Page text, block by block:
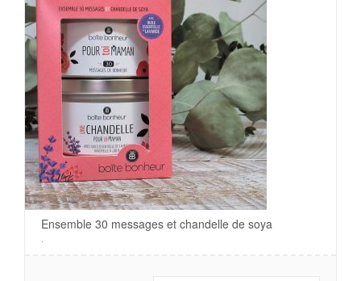
Ensemble 30 messages et chandelle de soya